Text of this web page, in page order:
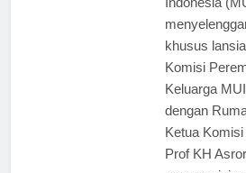
khusus
Komisi
Keluarga
dengan
Ketua
Prof KH